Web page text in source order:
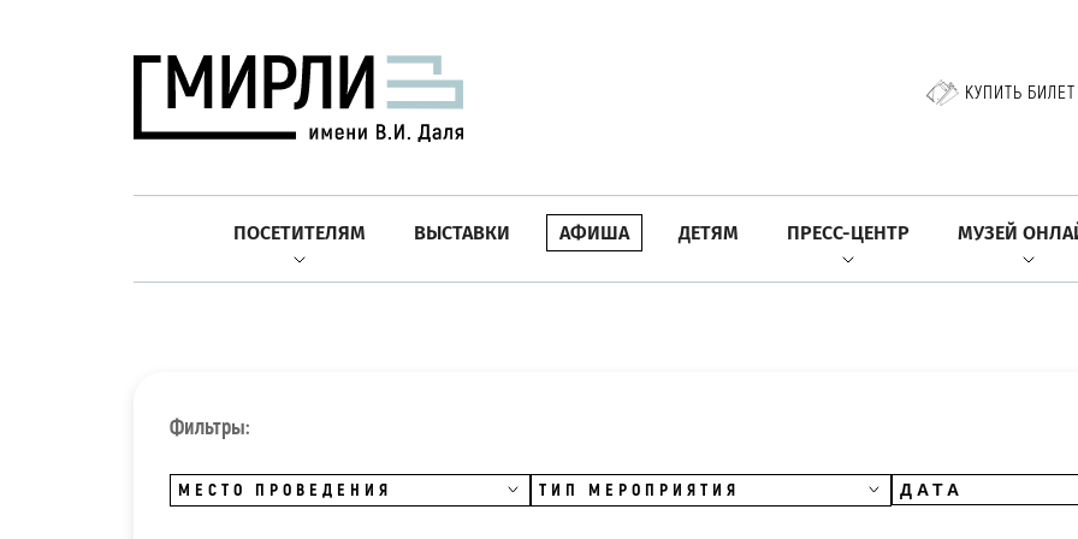
КУПИТЬ БИЛЕТ
ПОСЕТИТЕЛЯМ ВЫСТАВКИ АФИША ДЕТЯМ ПРЕСС-ЦЕНТР МУЗЕЙ
Фильтры:
МЕСТО ПРОВЕДЕНИЯ ТИП МЕРОПРИЯТИЯ